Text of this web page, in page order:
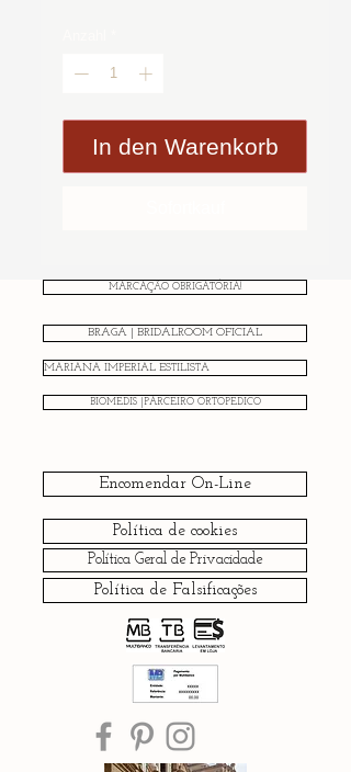
In den Warenkorb
MARCAÇÃO OBRIGATÓRIA!
BRAGA | BRIDALROOM OFICIAL
MARIANA IMPERIAL ESTILISTA
BIOMEDIS |PARCEIRO ORTOPÉDICO
Encomendar On-Line
Política de cookies
Política Geral de Privacidade
Política de Falsificações